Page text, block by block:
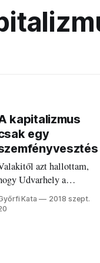
kapitalizmus
egy
azt hallottam,
Udvarhely a
székely
Kata
2018 szept.